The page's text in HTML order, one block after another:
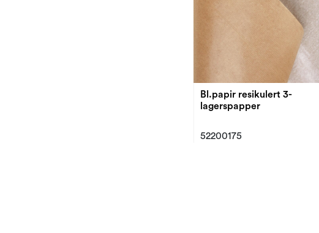
Bl.papir resikulert 3-
lagerspapper
52200175